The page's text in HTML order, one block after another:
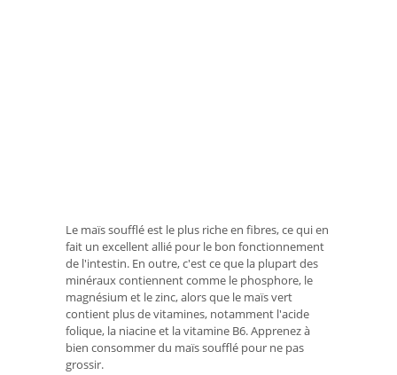
Le maïs soufflé est le plus riche en fibres, ce qui en
fait un excellent allié pour le bon fonctionnement
de l'intestin. En outre, c'est ce que la plupart des
minéraux contiennent comme le phosphore, le
magnésium et le zinc, alors que le maïs vert
contient plus de vitamines, notamment l'acide
folique, la niacine et la vitamine B6. Apprenez à
bien consommer du maïs soufflé pour ne pas
grossir.